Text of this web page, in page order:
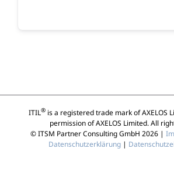
ITIL®is a registered trade mark of AXELOS
permission of AXELOS Limited. All
© ITSM Partner Consulting GmbH 2026 |
Datenschutzerklärung |